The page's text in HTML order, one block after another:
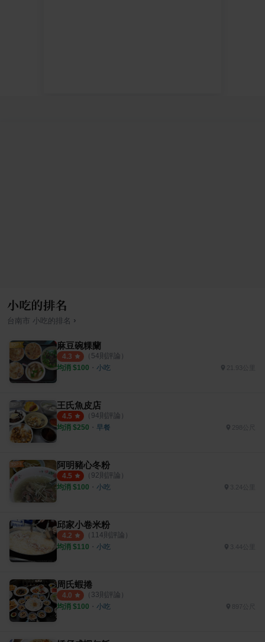
小吃的排名
台南市 小吃 的排名 ›
麻豆碗粿蘭
4.3 （ 54則評論）
均消 $100 ・ 小吃 21.93公里
王氏魚皮店
4.5 （ 94則評論）
均消 $250 ・ 早餐 298公尺
阿明豬心冬粉
4.5 （ 92則評論）
均消 $100 ・ 小吃 3.24公里
邱家小卷米粉
4.2 （ 114則評論）
均消 $110 ・ 小吃 3.44公里
周氏蝦捲
4.0 （ 33則評論）
均消 $100 ・ 小吃 897公尺